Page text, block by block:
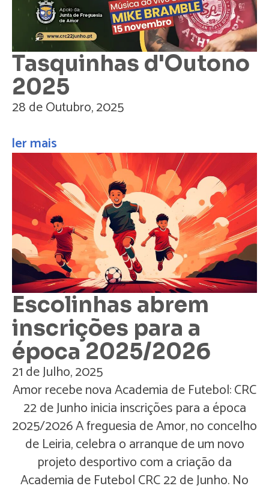
Tasquinhas d'Outono
2025
28 de Outubro, 2025
ler mais
Escolinhas abrem
inscrições para a
época 2025/2026
21 de Julho, 2025
Amor recebe nova Academia de Futebol: CRC
22 de Junho inicia inscrições para a época
2025/2026 A freguesia de Amor, no concelho
de Leiria, celebra o arranque de um novo
projeto desportivo com a criação da
Academia de Futebol CRC 22 de Junho. No